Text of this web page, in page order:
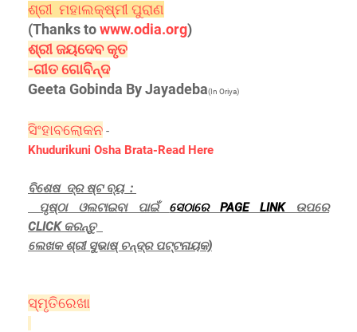
ଶ୍ରୀ ମହାଲକ୍ଷ୍ମୀ ପୁରାଣ
(Thanks towww.odia.org)
ଶ୍ରୀ ଜୟଦେବ କୃତ
-ଗୀତ ଗୋବିନ୍ଦ
Geeta Gobinda By Jayadeba(In Oriya)
ସିଂହାବଲୋକନ -
Khudurikuni Osha Brata-Read Here
ବିଶେଷ ଦ୍ର ଷ୍ଟ ବ୍ୟ :
ପୃଷ୍ଠା ଓଲଟାଇବା ପାଇଁ ସେଠାରେ PAGE LINK
ଉପରେ
CLICK କରନ୍ତୁ
ଲେଖକ ଶ୍ରୀ ସୁଭାଷ୍ ଚନ୍ଦ୍ର ପଟ୍ଟନାୟକ)
ସ୍ମୃତିରେଖା